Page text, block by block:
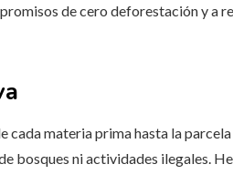
de cero deforestación y a
materia prima hasta la
bosques ni actividades ilegales.